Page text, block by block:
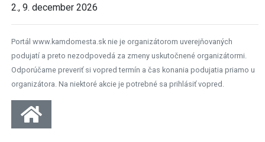
2., 9. december 2026
Portál www.kamdomesta.sk nie je organizátorom uverejňovaných
podujatí a preto nezodpovedá za zmeny uskutočnené organizátormi.
Odporúčame preveriť si vopred termín a čas konania podujatia priamo u
organizátora. Na niektoré akcie je potrebné sa prihlásiť vopred.